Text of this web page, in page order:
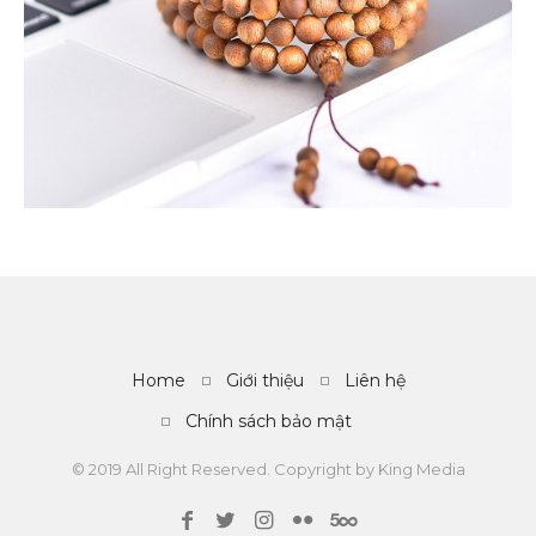
VIEW
Home Giới thiệu
Liên hệ
Chính sách bảo mật
© 2019 All Right Reserved. Copyright by King Media